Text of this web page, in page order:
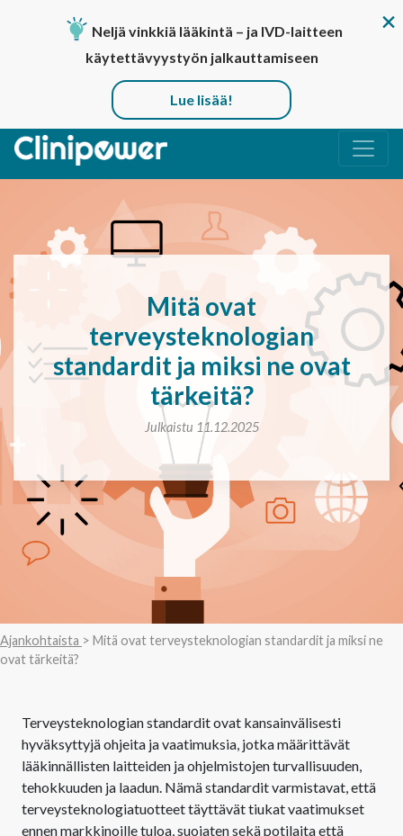
Päävalikko
Mitä ovat
terveysteknologian
standardit ja miksi ne ovat
tärkeitä?
Julkaistu 11.12.2025
Ajankohtaista > Mitä ovat terveysteknologian standardit ja miksi ne
ovat tärkeitä?
Terveysteknologian standardit ovat kansainvälisesti
hyväksyttyjä ohjeita ja vaatimuksia, jotka määrittävät
lääkinnällisten laitteiden ja ohjelmistojen turvallisuuden,
tehokkuuden ja laadun. Nämä standardit varmistavat, että
terveysteknologiatuotteet täyttävät tiukat vaatimukset
ennen markkinoille tuloa, suojaten sekä potilaita että
Neljä vinkkiä lääkintä – ja IVD-laitteen
käytettävyystyön jalkauttamiseen
Lue lisää!